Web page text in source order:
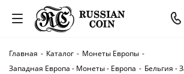
Главная - Каталог - Монеты Европы -
Западная Европа - Монеты - Европа - Бельгия -